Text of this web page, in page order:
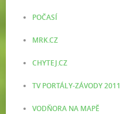
POČASÍ
MRK.CZ
CHYTEJ.CZ
TV PORTÁLY-ZÁVODY 2011
VODŇORA NA MAPĚ